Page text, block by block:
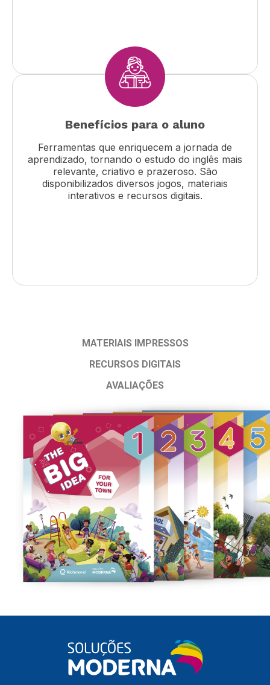
Benefícios para o aluno
Ferramentas que enriquecem a jornada de
aprendizado, tornando o estudo do inglês mais
relevante, criativo e prazeroso. São
disponibilizados diversos jogos, materiais
interativos e recursos digitais.
MATERIAIS IMPRESSOS
RECURSOS DIGITAIS
AVALIAÇÕES